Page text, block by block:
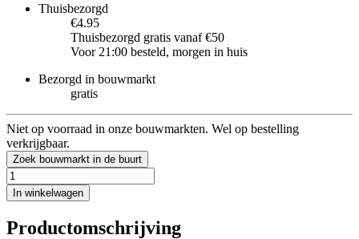
Thuisbezorgd
€4.95
Thuisbezorgd gratis vanaf €50
Voor 21:00 besteld, morgen in huis
Bezorgd in bouwmarkt
gratis
Niet op voorraad in onze bouwmarkten. Wel op bestelling
verkrijgbaar.
Zoek bouwmarkt in de buurt
In winkelwagen
Productomschrijving